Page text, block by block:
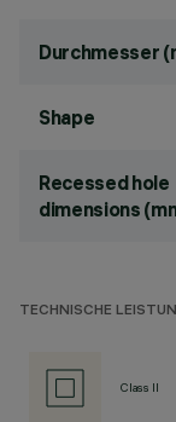
Durchmesser
Shape
Recessed hole
dimensions
TECHNISCHE
Class II